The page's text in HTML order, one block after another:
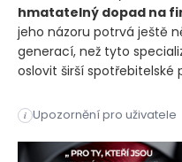
hmatatelný dopad na
jeho názoru potrvá ještě
generací, než tyto
oslovit širší spotřebitelské
i Upozornění pro uživatele
Přechod k agentní